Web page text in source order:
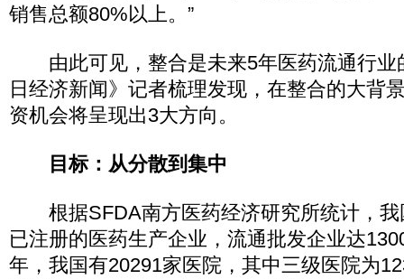
销售总额80%以上。”
由此可见，整合是未来5年医药流通行业
日经济新闻》记者梳理发现，在整合的大背
资机会将呈现出3大方向。
目标：从分散到集中
根据SFDA南方医药经济研究所统计，我
已注册的医药生产企业，流通批发企业达
年，我国有20291家医院，其中三级医院为